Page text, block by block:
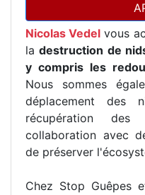
Nicolas Vedel vous
ladestruction de
y compris les
Nous sommes
déplacement des
récupération des
collaboration avec
de préserver
Chez Stop Guêpes